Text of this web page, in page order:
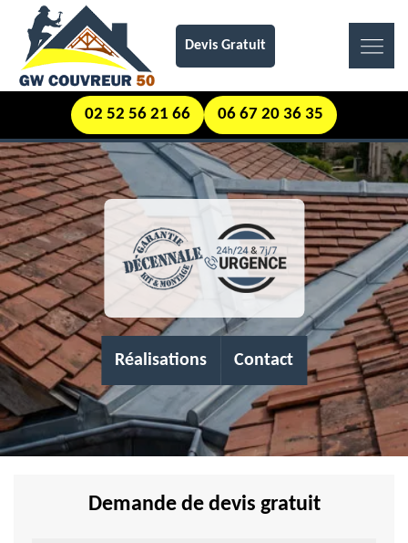
Devis Gratuit
02 52 56 21 66 06 67 20 36 35
Réalisations Contact
Demande de devis gratuit